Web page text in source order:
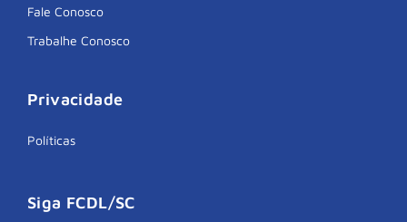
Fale Conosco
Trabalhe Conosco
Privacidade
Políticas
Siga FCDL/SC